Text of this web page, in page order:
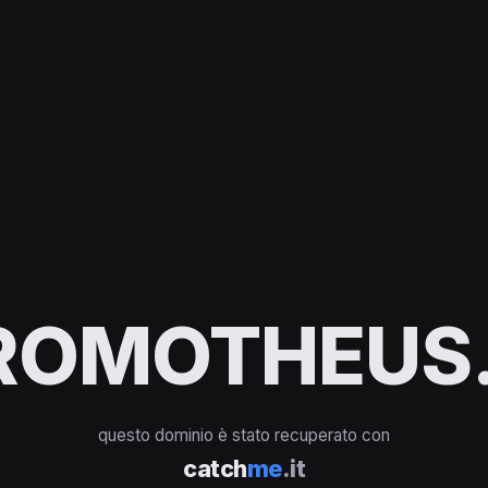
questo dominio è stato recuperato con
catchme.it